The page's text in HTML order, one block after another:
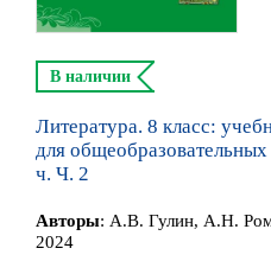
В наличии
Литература. 8 класс:
для
ч. Ч. 2
Авторы: А.В. Гулин, А.Н.
2024